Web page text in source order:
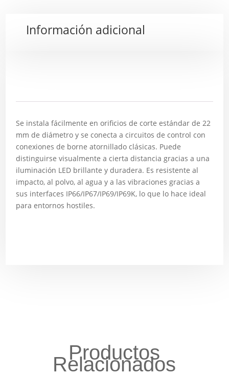
Información adicional
Se instala fácilmente en orificios de corte estándar de 22
mm de diámetro y se conecta a circuitos de control con
conexiones de borne atornillado clásicas. Puede
distinguirse visualmente a cierta distancia gracias a una
iluminación LED brillante y duradera. Es resistente al
impacto, al polvo, al agua y a las vibraciones gracias a
sus interfaces IP66/IP67/IP69/IP69K, lo que lo hace ideal
para entornos hostiles.
Productos
Relacionados